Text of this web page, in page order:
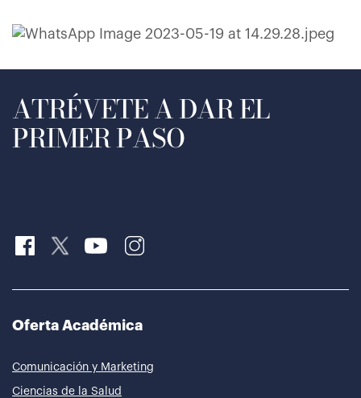
ATRÉVETE A DAR EL
PRIMER PASO
Oferta Académica
Comunicación y Marketing
Ciencias de la Salud